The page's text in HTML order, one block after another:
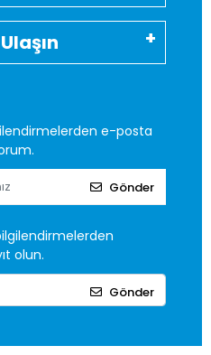
e-posta
Gönder
olun.
Gönder